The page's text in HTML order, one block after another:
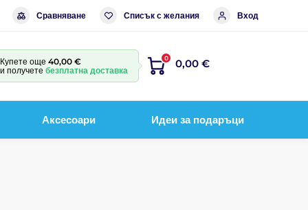
Сравняване Списък с желания Вход
Купете още 40,00 €
и получете безплатна доставка
0 0,00 €
Аксесоари Идеи за подаръци